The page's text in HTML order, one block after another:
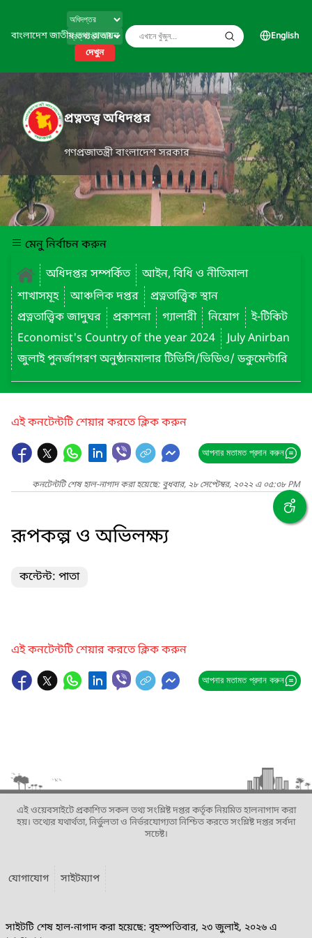
বাংলাদেশ জাতীয় তথ্য বাতায়ন
দেখুন
English
প্রত্নতত্ত্ব অধিদপ্তর
গণপ্রজাতন্ত্রী বাংলাদেশ সরকার
মেনু নির্বাচন করুন
অধিদপ্তর সম্পর্কিত
আইন, বিধি ও নীতিমালা
শাখাসমূহ
আঞ্চলিক দপ্তর
প্রত্নতাত্ত্বিক স্থান
প্রত্নতাত্ত্বিক জাদুঘর
প্রকাশনা গ্যালারী নিয়োগ
ই-টিকিট
Economist's Country of the year 2024
July Anirban
জুলাই পুনর্জাগরণ অনুষ্ঠানমালার টিভিসি/ভিডিও/ ডকুমেন্টারি
এই কনটেন্টটি শেয়ার করতে ক্লিক করুন
আপনার মতামত প্রদান করুন
কনটেন্টটি শেষ হাল-নাগাদ করা হয়েছে: বুধবার, ২৮ সেপ্টেম্বর, ২০২২ এ ০৫:৩৮ PM
রূপকল্প ও অভিলক্ষ্য
কন্টেন্ট: পাতা
এই কনটেন্টটি শেয়ার করতে ক্লিক করুন
আপনার মতামত প্রদান করুন
এই ওয়েবসাইটে প্রকাশিত সকল তথ্য সংশ্লিষ্ট দপ্তর কর্তৃক নিয়মিত হালনাগাদ করা
হয়। তথ্যের যথার্থতা, নির্ভুলতা ও নির্ভরযোগ্যতা নিশ্চিত করতে সংশ্লিষ্ট দপ্তর সর্বদা
সচেষ্ট।
যোগাযোগ সাইটম্যাপ
সাইটটি শেষ হাল-নাগাদ করা হয়েছে: বৃহস্পতিবার, ২৩ জুলাই, ২০২৬ এ